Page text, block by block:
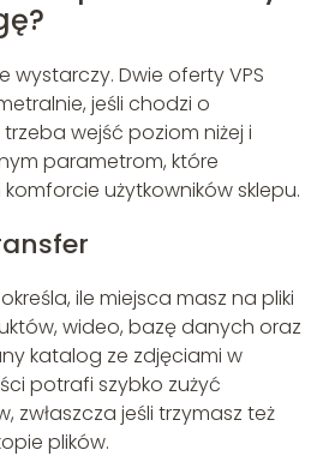
wystarczy. Dwie oferty VPS
jeśli chodzi o
wejść poziom niżej i
parametrom, które
użytkowników sklepu.
ile miejsca masz na pliki
wideo, bazę danych oraz
katalog ze zdjęciami w
potrafi szybko zużyć
zwłaszcza jeśli trzymasz też
plików.